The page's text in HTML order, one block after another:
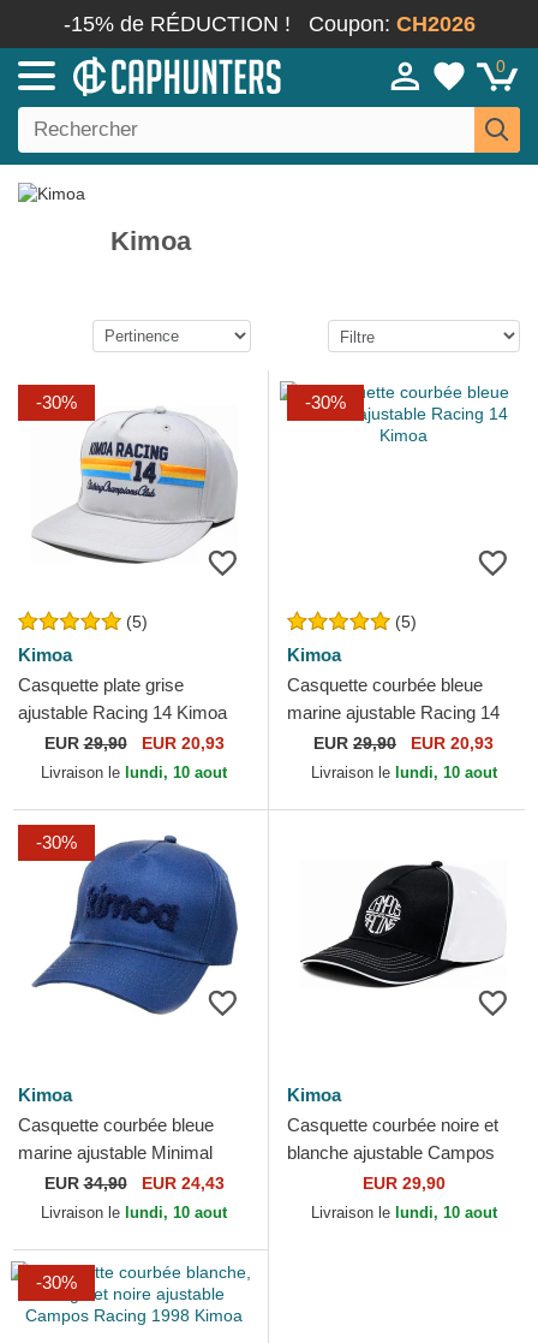
-15% de RÉDUCTION ! Coupon: CH2026
0
Kimoa
-30%
(5)
Kimoa
Casquette plate grise
ajustable Racing 14 Kimoa
EUR29,90 EUR 20,93
Livraison le lundi, 10 aout
-30%
(5)
Kimoa
Casquette courbée bleue
marine ajustable Racing 14
Kimoa
EUR 29,90 EUR 20,93
Livraison le lundi, 10 aout
-30%
Kimoa
Casquette courbée bleue
marine ajustable Minimal
Kimoa
EUR34,90 EUR 24,43
Livraison le lundi, 10 aout
Kimoa
Casquette courbée noire et
blanche ajustable Campos
Racing 1998 Kimoa
EUR 29,90
Livraison le lundi, 10 aout
-30%